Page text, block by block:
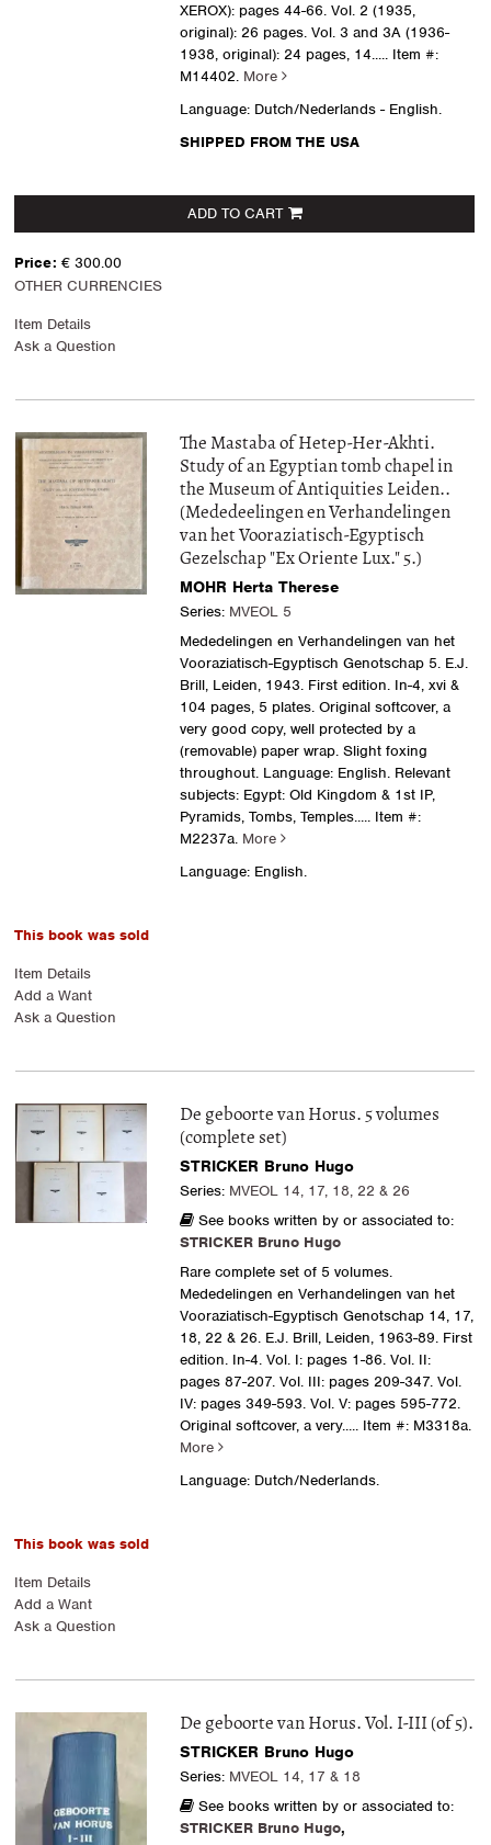
XEROX): pages 44-66. Vol. 2 (1935,
original): 26 pages. Vol. 3 and 3A (1936-
1938, original): 24 pages, 14..... Item #:
M14402. More
Language: Dutch/Nederlands - English.
SHIPPED FROM THE USA
ADD TO CART
Price: € 300.00
OTHER CURRENCIES
Item Details
Ask a Question
The Mastaba of Hetep-Her-Akhti.
Study of an Egyptian tomb chapel in
the Museum of Antiquities Leiden..
(Mededeelingen en Verhandelingen
van het Vooraziatisch-Egyptisch
Gezelschap "Ex Oriente Lux." 5.)
MOHR Herta Therese
Series: MVEOL 5
Mededelingen en Verhandelingen van het
Vooraziatisch-Egyptisch Genotschap 5. E.J.
Brill, Leiden, 1943. First edition. In-4, xvi &
104 pages, 5 plates. Original softcover, a
very good copy, well protected by a
(removable) paper wrap. Slight foxing
throughout. Language: English. Relevant
subjects: Egypt: Old Kingdom & 1st IP,
Pyramids, Tombs, Temples..... Item #:
M2237a. More
Language: English.
This book was sold
Item Details
Add a Want
Ask a Question
De geboorte van Horus. 5 volumes
(complete set)
STRICKER Bruno Hugo
Series: MVEOL 14, 17, 18, 22 & 26
See books written by or associated to:
STRICKER Bruno Hugo
Rare complete set of 5 volumes.
Mededelingen en Verhandelingen van het
Vooraziatisch-Egyptisch Genotschap 14, 17,
18, 22 & 26. E.J. Brill, Leiden, 1963-89. First
edition. In-4. Vol. I: pages 1-86. Vol. II:
pages 87-207. Vol. III: pages 209-347. Vol.
IV: pages 349-593. Vol. V: pages 595-772.
Original softcover, a very..... Item #: M3318a.
More
Language: Dutch/Nederlands.
This book was sold
Item Details
Add a Want
Ask a Question
De geboorte van Horus. Vol. I-III (of 5).
STRICKER Bruno Hugo
Series: MVEOL 14, 17 & 18
See books written by or associated to:
STRICKER Bruno Hugo,